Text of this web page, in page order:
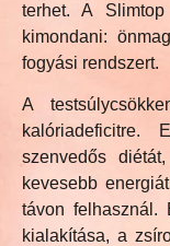
terhet. A
kimondani:
fogyási rendszert.
A
kalóriadeficitre.
szenvedős
kevesebb
távon felhasznál.
kialakítása, a